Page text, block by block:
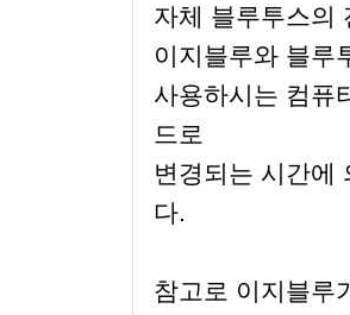
자체 블루투스의
이지블루와 블루
사용하시는 컴퓨
드로
변경되는 시간에
다.
참고로 이지블루